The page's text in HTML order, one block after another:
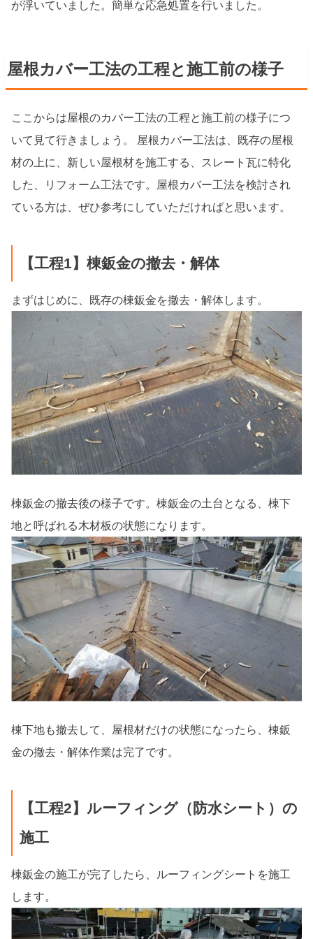
が浮いていました。簡単な応急処置を行いました。
屋根カバー工法の工程と施工前の様子
ここからは屋根のカバー工法の工程と施工前の様子につ
いて見て行きましょう。 屋根カバー工法は、既存の屋根
材の上に、新しい屋根材を施工する、スレート瓦に特化
した、リフォーム工法です。屋根カバー工法を検討され
ている方は、ぜひ参考にしていただければと思います。
【工程1】棟鈑金の撤去・解体
まずはじめに、既存の棟鈑金を撤去・解体します。
棟鈑金の撤去後の様子です。棟鈑金の土台となる、棟下
地と呼ばれる木材板の状態になります。
棟下地も撤去して、屋根材だけの状態になったら、棟鈑
金の撤去・解体作業は完了です。
【工程2】ルーフィング（防水シート）の
施工
棟鈑金の施工が完了したら、ルーフィングシートを施工
します。